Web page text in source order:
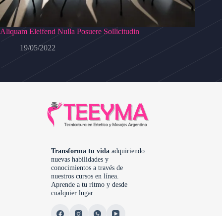
Aliquam Eleifend Nulla Posuere Sollicitudin
19/05/2022
Transforma tu vidaadquiriendo
nuevas habilidades y
conocimientos a través de
nuestros cursos en línea.
Aprende a tu ritmo y desde
cualquier lugar.